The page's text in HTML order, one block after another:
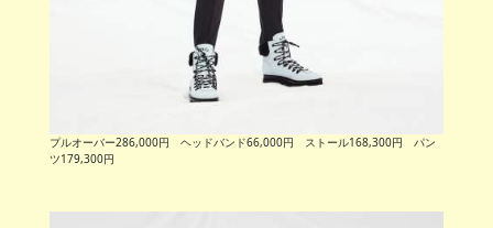
プルオーバー286,000円 ヘッドバンド66,000円 ストール168,300円 パン
ツ179,300円